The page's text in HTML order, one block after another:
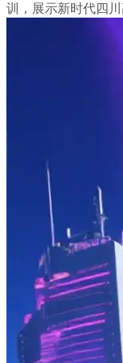
训，展示新时代四川